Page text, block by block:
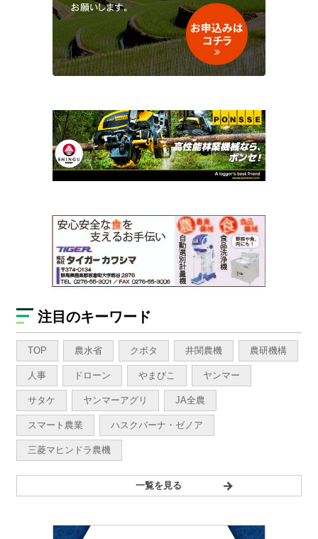
注目のキーワード
TOP 農水省 クボタ 井関農機 農研機構
人事 ドローン やまびこ ヤンマー
サタケ ヤンマーアグリ JA全農
スマート農業 ハスクバーナ・ゼノア
三菱マヒンドラ農機
一覧を見る